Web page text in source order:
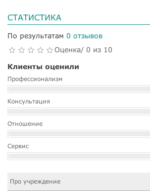
СТАТИСТИКА
По результатам 0 отзывов
Оценка/ 0 из 10
Клиенты оценили
Профессионализм
Консультация
Отношение
Сервис
Про учреждение